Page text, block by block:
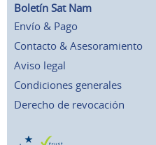
Boletín Sat Nam
Envío & Pago
Contacto & Asesoramiento
Aviso legal
Condiciones generales
Derecho de revocación